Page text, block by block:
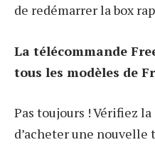
de redémarrer la box
La télécommande
tous les modèles de
Pas toujours ! Vérifiez
d’acheter une nouvelle